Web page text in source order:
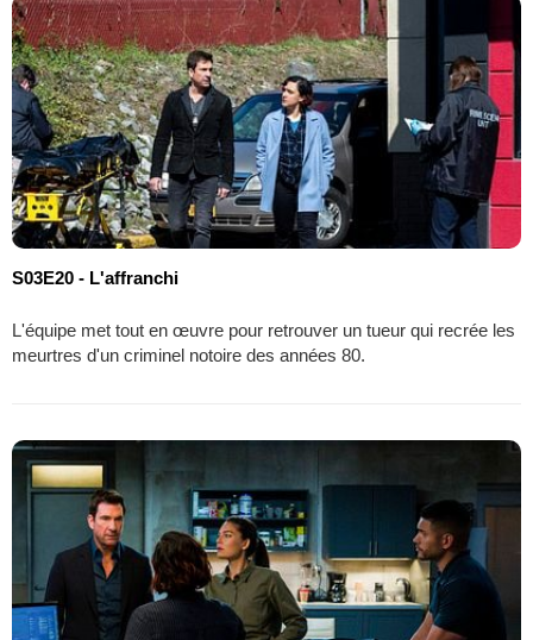
S03E20 - L'affranchi
L'équipe met tout en œuvre pour retrouver un tueur qui recrée les
meurtres d'un criminel notoire des années 80.